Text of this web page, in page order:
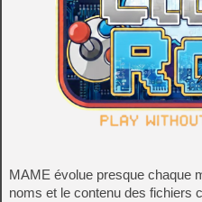
MAME évolue presque chaque
noms et le contenu des fichiers